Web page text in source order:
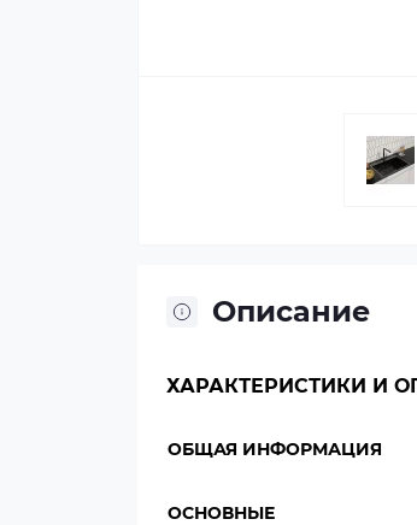
Описание
ХАРАКТЕРИСТИКИ И
ОБЩАЯ ИНФОРМАЦИЯ
ОСНОВНЫЕ